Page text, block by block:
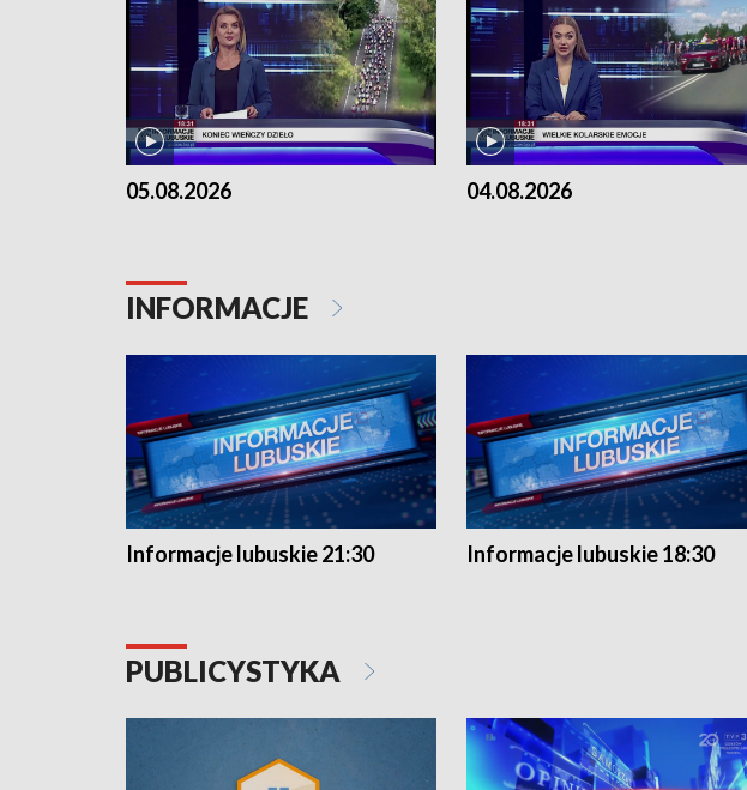
05.08.2026 04.08.2026
INFORMACJE
Informacje lubuskie 21:30 Informacje lubuskie 18:30
PUBLICYSTYKA